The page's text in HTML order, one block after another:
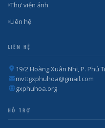
Thư viện ảnh
Liên hệ
LIÊN HỆ
19/2 Hoàng Xuân Nhị, P. Phú
mvttgxphuhoa@gmail.com
gxphuhoa.org
HỖ TRỢ